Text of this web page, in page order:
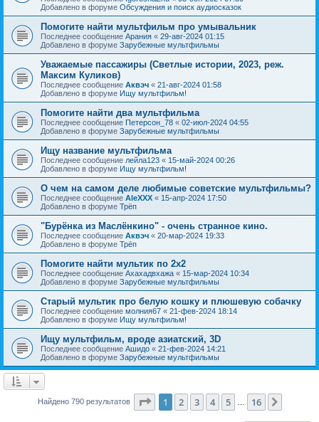
Добавлено в форуме Обсуждения и поиск аудиосказок
Помогите найти мультфильм про умывальник
Последнее сообщение Арания « 29-авг-2024 01:15
Добавлено в форуме Зарубежные мультфильмы
Уважаемые пассажиры (Светлые истории, 2023, реж.
Максим Куликов)
Последнее сообщение Аквэч « 21-авг-2024 01:58
Добавлено в форуме Ищу мультфильм!
Помогите найти два мультфильма
Последнее сообщение Петерсон_78 « 02-июл-2024 04:55
Добавлено в форуме Зарубежные мультфильмы
Ищу название мультфильма
Последнее сообщение лейла123 « 15-май-2024 00:26
Добавлено в форуме Ищу мультфильм!
О чем на самом деле любимые советские мультфильмы?
Последнее сообщение AleXXX « 15-апр-2024 17:50
Добавлено в форуме Трёп
"Бурёнка из Маслёнкино" - очень странное кино.
Последнее сообщение Аквэч « 20-мар-2024 19:33
Добавлено в форуме Трёп
Помогите найти мультик по 2х2
Последнее сообщение Ахахадвхажа « 15-мар-2024 10:34
Добавлено в форуме Зарубежные мультфильмы
Старый мультик про белую кошку и плюшевую собачку
Последнее сообщение молния67 « 21-фев-2024 18:14
Добавлено в форуме Ищу мультфильм!
Ищу мультфильм, вроде азиатский, 3D
Последнее сообщение Ашидо « 21-фев-2024 14:21
Добавлено в форуме Зарубежные мультфильмы
Найдено 790 результатов Страница из 16
1 2 3 4 5 16